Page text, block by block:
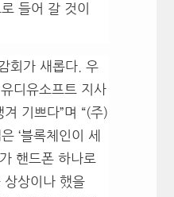
들어 갈 것이
회가 새롭다. 우
디유소프트 지사
기쁘다”며 “(주)
‘블록체인이 세
핸드폰 하나로
상상이나 했을